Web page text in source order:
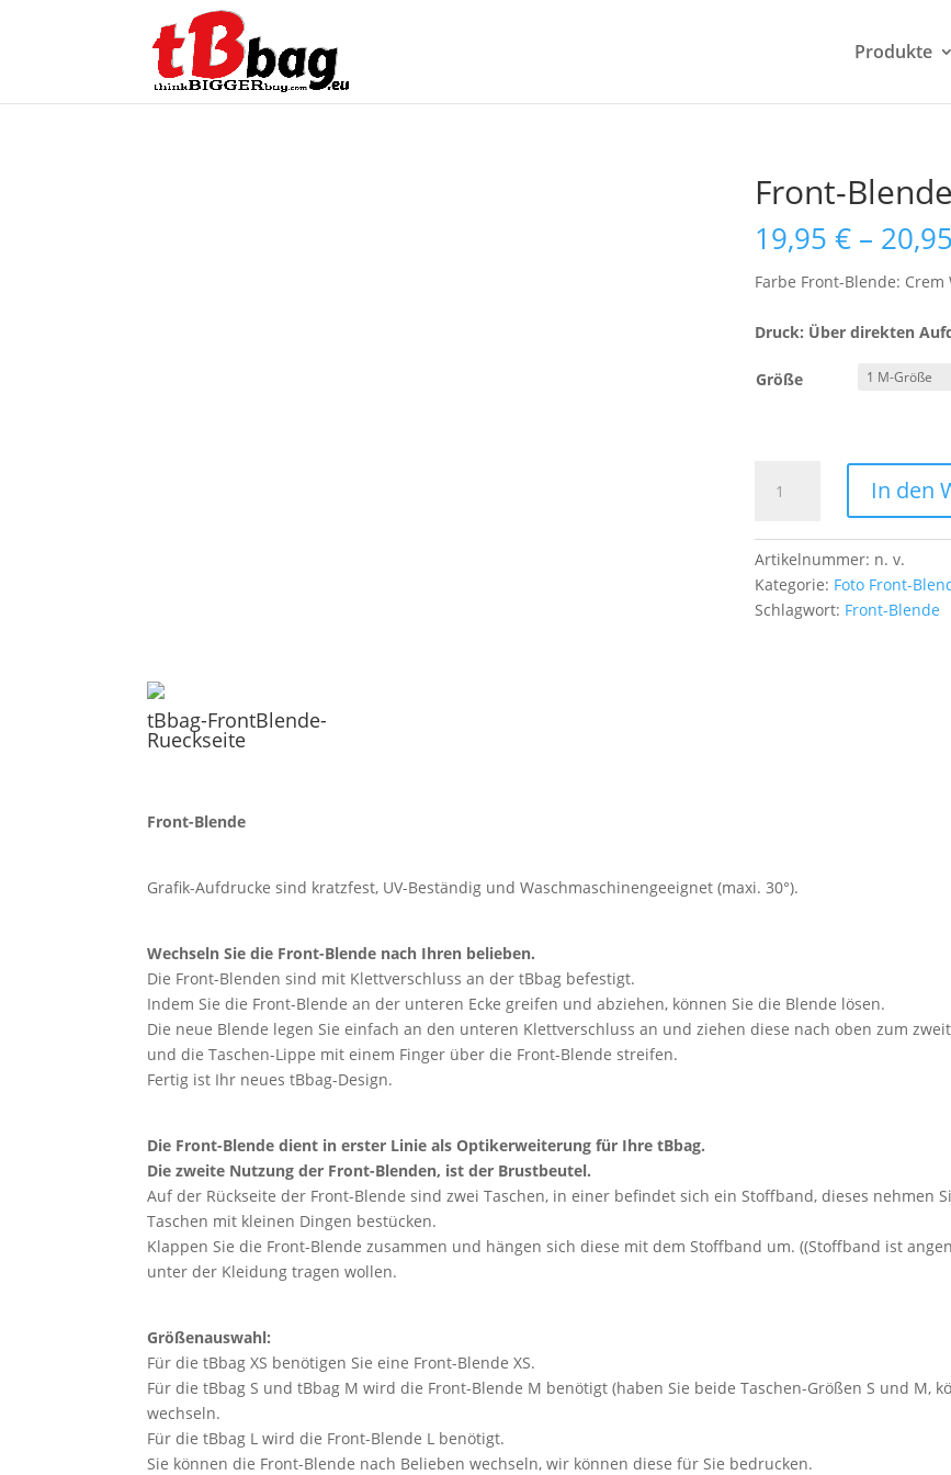
Produkte
Front-
19,95€ –
Farbe Front-Blende: Crem
Druck: Über direkten
Größe
Blende
Menge
In den
Artikelnummer: n. v.
Kategorie: Foto Front-
Schlagwort: Front-Blende
tBbag-FrontBlende-
Rueckseite
Front-Blende
Grafik-Aufdrucke sind kratzfest, UV-Beständig und Waschmaschinengeeignet (maxi. 30°).
Wechseln Sie die Front-Blende nach Ihren belieben.
Die Front-Blenden sind mit Klettverschluss an der tBbag befestigt.
Indem Sie die Front-Blende an der unteren Ecke greifen und abziehen, können Sie die Blende lösen.
Die neue Blende legen Sie einfach an den unteren Klettverschluss an und ziehen diese nach oben zum
und die Taschen-Lippe mit einem Finger über die Front-Blende streifen.
Fertig ist Ihr neues tBbag-Design.
Die Front-Blende dient in erster Linie als Optikerweiterung für Ihre tBbag.
Die zweite Nutzung der Front-Blenden, ist der Brustbeutel.
Auf der Rückseite der Front-Blende sind zwei Taschen, in einer befindet sich ein Stoffband, dieses nehmen
Taschen mit kleinen Dingen bestücken.
Klappen Sie die Front-Blende zusammen und hängen sich diese mit dem Stoffband um. ((Stoffband ist
unter der Kleidung tragen wollen.
Größenauswahl:
Für die tBbag XS benötigen Sie eine Front-Blende XS.
Für die tBbag S und tBbag M wird die Front-Blende M benötigt (haben Sie beide Taschen-Größen S und M,
wechseln.
Für die tBbag L wird die Front-Blende L benötigt.
Sie können die Front-Blende nach Belieben wechseln, wir können diese für Sie bedrucken.